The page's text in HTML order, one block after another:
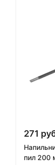
271
пил 200